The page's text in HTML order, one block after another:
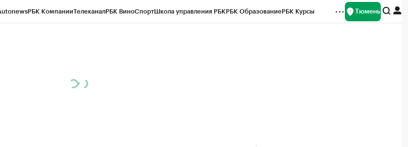
РБК КомпанииТелеканалРБК ВиноСпортШкола управления РБКРБК ОбразованиеРБК Курсы Тюмень